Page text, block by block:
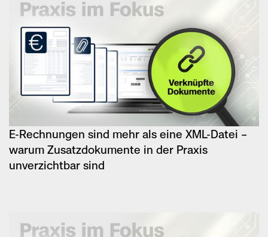
E-Rechnungen sind mehr als eine XML-Datei –
warum Zusatzdokumente in der Praxis
unverzichtbar sind